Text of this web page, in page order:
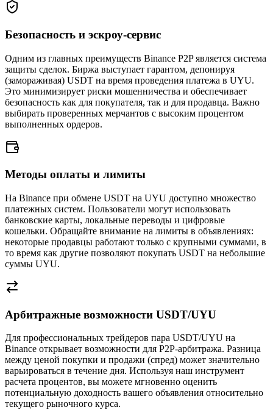
Безопасность и эскроу-сервис
Одним из главных преимуществ Binance P2P является система
защиты сделок. Биржа выступает гарантом, депонируя
(замораживая) USDT на время проведения платежа в UYU.
Это минимизирует риски мошенничества и обеспечивает
безопасность как для покупателя, так и для продавца. Важно
выбирать проверенных мерчантов с высоким процентом
выполненных ордеров.
Методы оплаты и лимиты
На Binance при обмене USDT на UYU доступно множество
платежных систем. Пользователи могут использовать
банковские карты, локальные переводы и цифровые
кошельки. Обращайте внимание на лимиты в объявлениях:
некоторые продавцы работают только с крупными суммами, в
то время как другие позволяют покупать USDT на небольшие
суммы UYU.
Арбитражные возможности USDT/UYU
Для профессиональных трейдеров пара USDT/UYU на
Binance открывает возможности для P2P-арбитража. Разница
между ценой покупки и продажи (спред) может значительно
варьироваться в течение дня. Используя наш инструмент
расчета процентов, вы можете мгновенно оценить
потенциальную доходность вашего объявления относительно
текущего рыночного курса.